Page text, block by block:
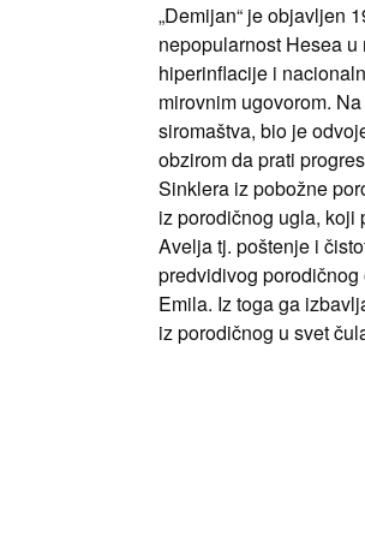
„Demijan“ je objavljen
nepopularnost Hesea
hiperinflacije i
mirovnim ugovorom.
siromaštva, bio je
obzirom da prati
Sinklera iz pobožne
iz porodičnog ugla, koji
Avelja tj. poštenje i
predvidivog
Emila. Iz toga ga
iz porodičnog u svet